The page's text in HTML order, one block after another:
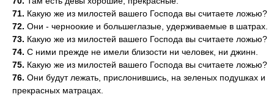
71. Какую же из милостей вашего Господа вы считаете ложью?
72. Они - черноокие и большеглазые, удерживаемые в шатрах.
73. Какую же из милостей вашего Господа вы считаете ложью?
74. С ними прежде не имели близости ни человек, ни джинн.
75. Какую же из милостей вашего Господа вы считаете ложью?
76. Они будут лежать, прислонившись, на зеленых подушках и
прекрасных матрацах.